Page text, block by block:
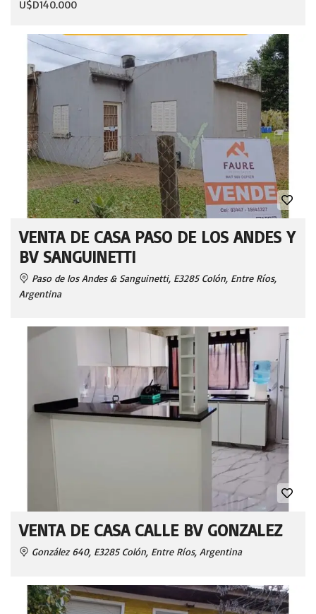
U$D140.000
VENTA DE CASA PASO DE LOS ANDES Y
BV SANGUINETTI
Paso de los Andes & Sanguinetti, E3285 Colón, Entre Ríos,
Argentina
VENTA DE CASA CALLE BV GONZALEZ
González 640, E3285 Colón, Entre Ríos, Argentina